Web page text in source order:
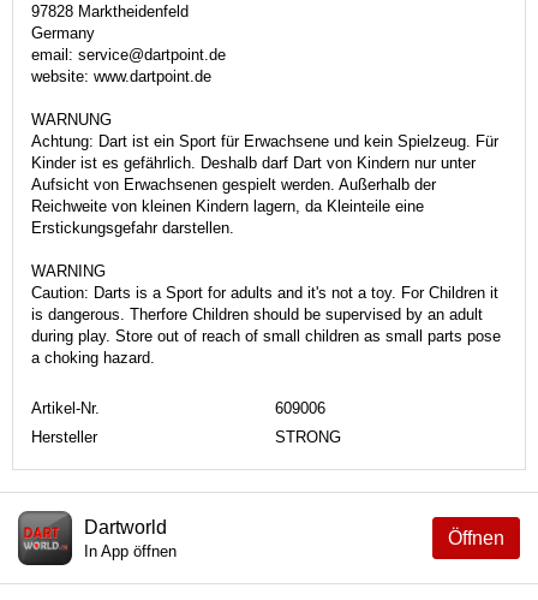
97828 Marktheidenfeld
Germany
email: service@dartpoint.de
website: www.dartpoint.de
WARNUNG
Achtung: Dart ist ein Sport für Erwachsene und kein Spielzeug. Für
Kinder ist es gefährlich. Deshalb darf Dart von Kindern nur unter
Aufsicht von Erwachsenen gespielt werden. Außerhalb der
Reichweite von kleinen Kindern lagern, da Kleinteile eine
Erstickungsgefahr darstellen.
WARNING
Caution: Darts is a Sport for adults and it's not a toy. For Children it
is dangerous. Therfore Children should be supervised by an adult
during play. Store out of reach of small children as small parts pose
a choking hazard.
Artikel-Nr.
609006
Hersteller
STRONG
Öffnen
Dartworld
In App öffnen